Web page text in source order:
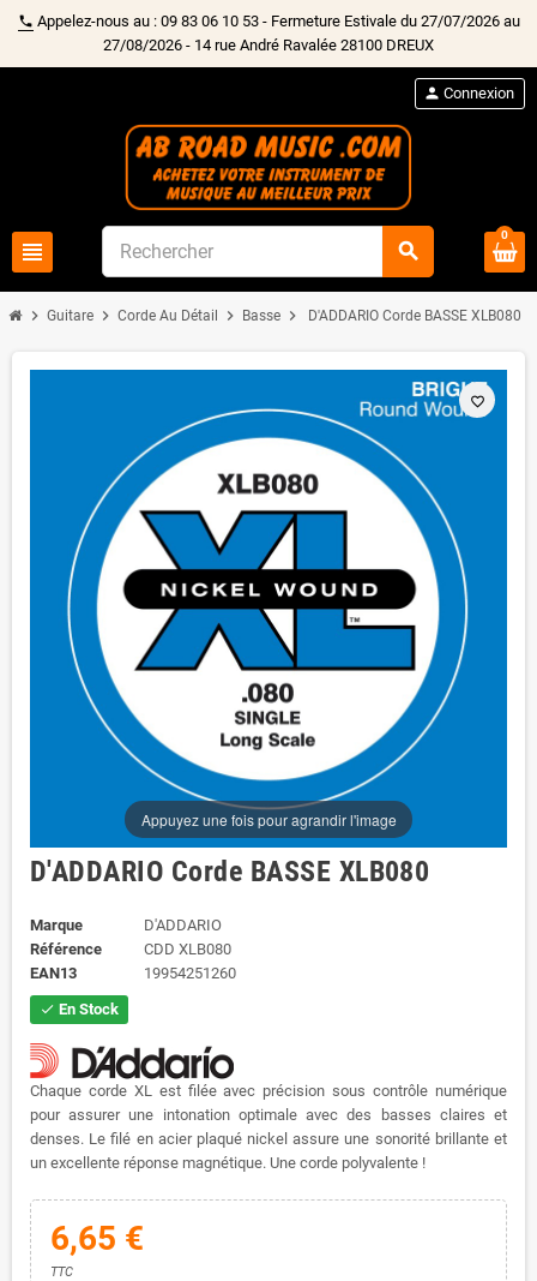
phone Appelez-nous au : 09 83 06 10 53 - Fermeture Estivale du 27/07/2026 au
27/08/2026 - 14 rue André Ravalée 28100 DREUX
view_headline search
person Connexion
0
chevron_right Guitare chevron_right Corde Au Détail chevron_right Basse chevron_right D'ADDARIO Corde BASSE XLB080
Appuyez une fois pour agrandir l'image
favorite_border
D'ADDARIO Corde BASSE XLB080
Marque
D'ADDARIO
Référence
CDD XLB080
EAN13
19954251260
check En Stock
Chaque corde XL est filée avec précision sous contrôle numérique
pour assurer une intonation optimale avec des basses claires et
denses. Le filé en acier plaqué nickel assure une sonorité brillante et
un excellente réponse magnétique. Une corde polyvalente !
6,65 €
TTC